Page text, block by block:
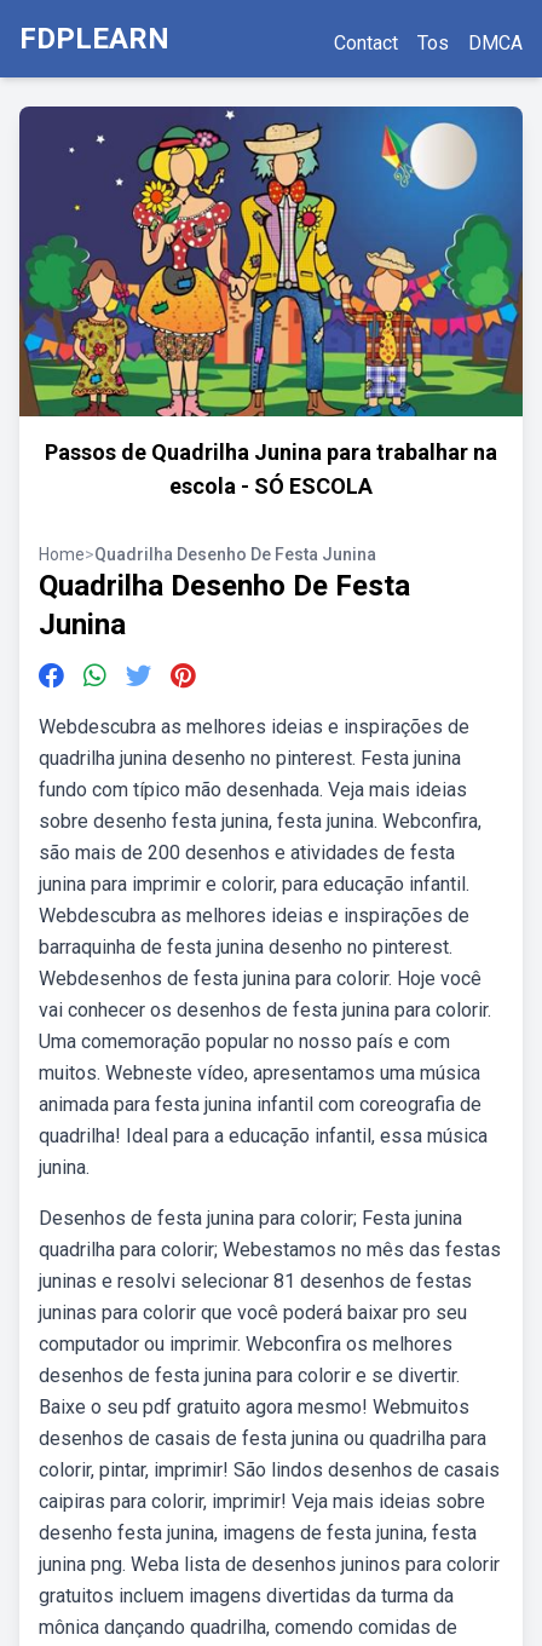
FDPLEARN Contact Tos DMCA
Passos de Quadrilha Junina para trabalhar na
escola - SÓ ESCOLA
Home>Quadrilha Desenho De Festa Junina
Quadrilha Desenho De Festa
Junina
Webdescubra as melhores ideias e inspirações de
quadrilha junina desenho no pinterest. Festa junina
fundo com típico mão desenhada. Veja mais ideias
sobre desenho festa junina, festa junina. Webconfira,
são mais de 200 desenhos e atividades de festa
junina para imprimir e colorir, para educação infantil.
Webdescubra as melhores ideias e inspirações de
barraquinha de festa junina desenho no pinterest.
Webdesenhos de festa junina para colorir. Hoje você
vai conhecer os desenhos de festa junina para colorir.
Uma comemoração popular no nosso país e com
muitos. Webneste vídeo, apresentamos uma música
animada para festa junina infantil com coreografia de
quadrilha! Ideal para a educação infantil, essa música
junina.
Desenhos de festa junina para colorir; Festa junina
quadrilha para colorir; Webestamos no mês das festas
juninas e resolvi selecionar 81 desenhos de festas
juninas para colorir que você poderá baixar pro seu
computador ou imprimir. Webconfira os melhores
desenhos de festa junina para colorir e se divertir.
Baixe o seu pdf gratuito agora mesmo! Webmuitos
desenhos de casais de festa junina ou quadrilha para
colorir, pintar, imprimir! São lindos desenhos de casais
caipiras para colorir, imprimir! Veja mais ideias sobre
desenho festa junina, imagens de festa junina, festa
junina png. Weba lista de desenhos juninos para colorir
gratuitos incluem imagens divertidas da turma da
mônica dançando quadrilha, comendo comidas de